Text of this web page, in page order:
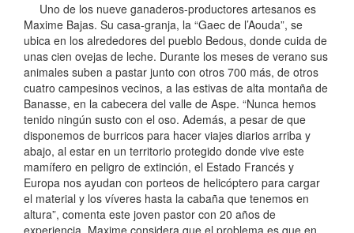
Uno de los nueve ganaderos-productores artesanos es
Maxime Bajas. Su casa-granja, la “Gaec de l’Aouda”, se
ubica en los alrededores del pueblo Bedous, donde cuida de
unas cien ovejas de leche. Durante los meses de verano sus
animales suben a pastar junto con otros 700 más, de otros
cuatro campesinos vecinos, a las estivas de alta montaña de
Banasse, en la cabecera del valle de Aspe. “Nunca hemos
tenido ningún susto con el oso. Además, a pesar de que
disponemos de burricos para hacer viajes diarios arriba y
abajo, al estar en un territorio protegido donde vive este
mamífero en peligro de extinción, el Estado Francés y
Europa nos ayudan con porteos de helicóptero para cargar
el material y los víveres hasta la cabaña que tenemos en
altura”, comenta este joven pastor con 20 años de